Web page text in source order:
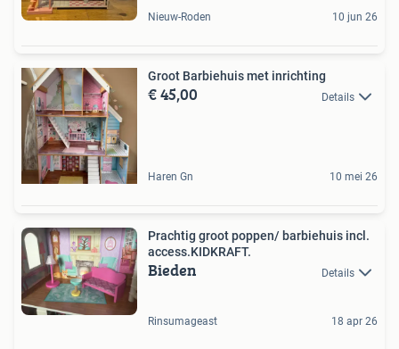
Nieuw-Roden 10 jun 26
Groot Barbiehuis met inrichting
€ 45,00 Details
Haren Gn 10 mei 26
Prachtig groot poppen/ barbiehuis incl.
access.KIDKRAFT.
Bieden Details
Rinsumageast 18 apr 26